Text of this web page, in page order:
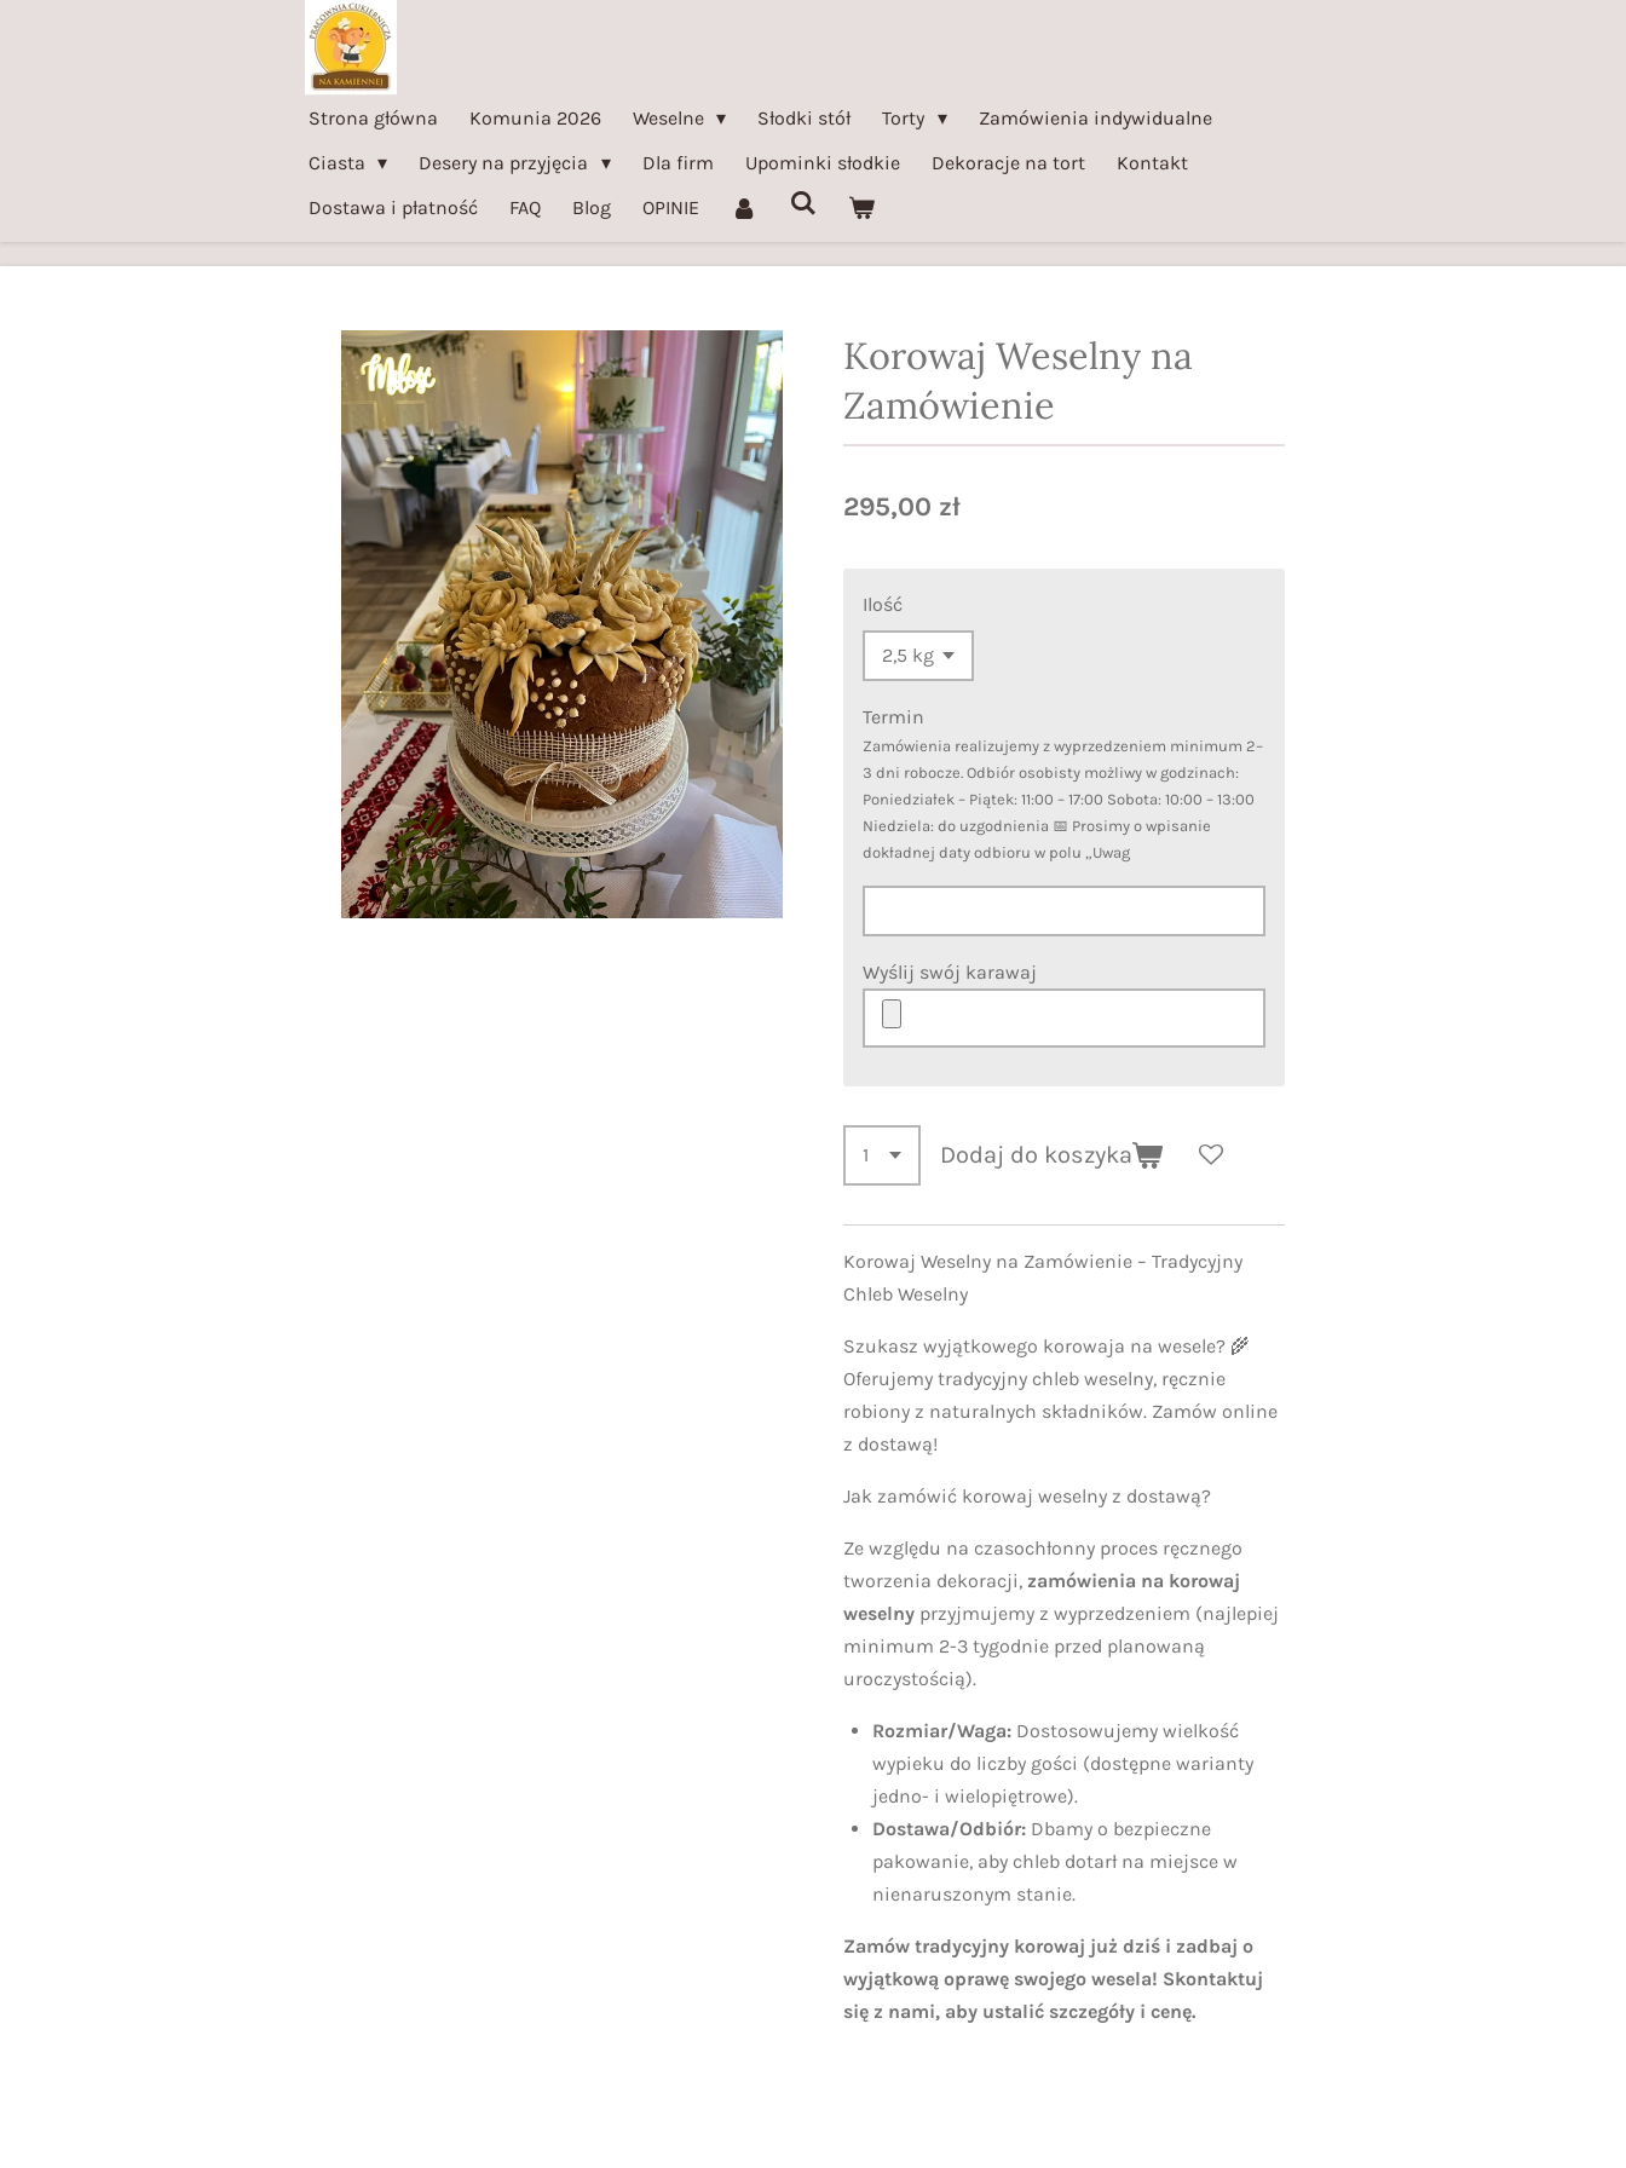
Strona główna Komunia 2026 Weselne Słodki stół Torty
Zamówienia indywidualne
Ciasta
Desery na przyjęcia Dla firm Upominki słodkie Dekoracje na tort
Kontakt
Dostawa i płatność
FAQ Blog OPINIE
Korowaj Weselny na
Zamówienie
295,00 zł
Ilość
Termin
Zamówienia realizujemy z wyprzedzeniem minimum 2–
3 dni robocze. Odbiór osobisty możliwy w godzinach:
Poniedziałek – Piątek: 11:00 – 17:00 Sobota: 10:00 – 13:00
Niedziela: do uzgodnienia 📅 Prosimy o wpisanie
dokładnej daty odbioru w polu „Uwag
Wyślij swój karawaj
Dodaj do koszyka
Korowaj Weselny na Zamówienie – Tradycyjny
Chleb Weselny
Szukasz wyjątkowego korowaja na wesele? 🌾
Oferujemy tradycyjny chleb weselny, ręcznie
robiony z naturalnych składników. Zamów online
z dostawą!
Jak zamówić korowaj weselny z dostawą?
Ze względu na czasochłonny proces ręcznego
tworzenia dekoracji, zamówienia na korowaj
weselny przyjmujemy z wyprzedzeniem (najlepiej
minimum 2-3 tygodnie przed planowaną
uroczystością).
Rozmiar/Waga: Dostosowujemy wielkość
wypieku do liczby gości (dostępne warianty
jedno- i wielopiętrowe).
Dostawa/Odbiór: Dbamy o bezpieczne
pakowanie, aby chleb dotarł na miejsce w
nienaruszonym stanie.
Zamów tradycyjny korowaj już dziś i zadbaj o
wyjątkową oprawę swojego wesela! Skontaktuj
się z nami, aby ustalić szczegóły i cenę.